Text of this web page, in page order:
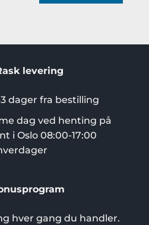
levering
dager fra bestilling
dag ved henting på
i Oslo 08:00-17:00
hver gang du handler.